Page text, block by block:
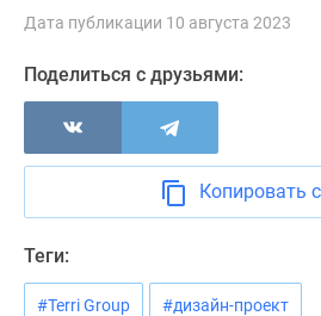
Дата публикации 10 августа 2023
Поделиться с друзьями:
Копировать
Теги:
#Terri Group #дизайн-проект